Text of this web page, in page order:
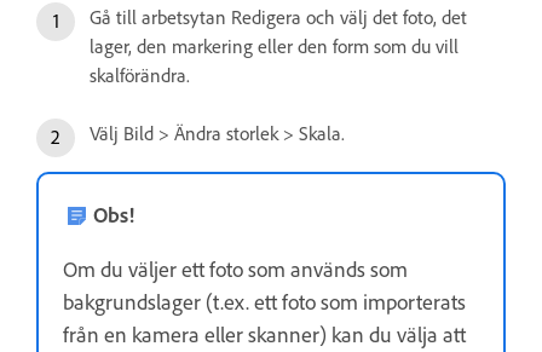
Gå till arbetsytan Redigera och välj det foto, det
lager, den markering eller den form som du vill
skalförändra.
Välj Bild > Ändra storlek > Skala.
Obs!
Om du väljer ett foto som används som
bakgrundslager (t.ex. ett foto som importerats
från en kamera eller skanner) kan du välja att